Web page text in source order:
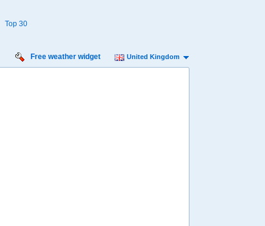
Top 30
Free weather widget United Kingdom